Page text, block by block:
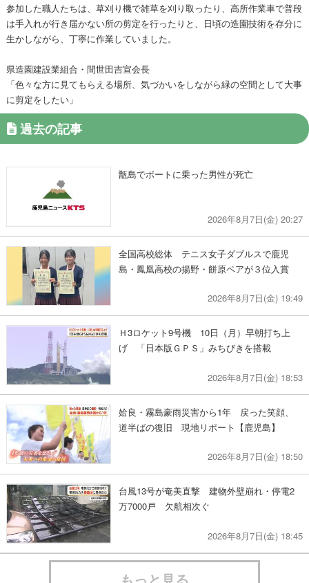
参加した職人たちは、草刈り機で雑草を刈り取ったり、高所作業車で普段
は手入れが行き届かない所の剪定を行ったりと、日頃の造園技術を存分に
生かしながら、丁寧に作業していました。
県造園建設業組合・間世田吉宣会長
「色々な方に見てもらえる場所、気づかいをしながら緑の空間として大事
に剪定をしたい」
過去の記事
甑島でボートに乗った男性が死亡
2026年8月7日(金) 20:27
全国高校総体 テニス女子ダブルスで鹿児
島・鳳凰高校の揚野・餅原ペアが３位入賞
2026年8月7日(金) 19:49
Ｈ3ロケット9号機 10日（月）早朝打ち上
げ 「日本版ＧＰＳ」みちびきを搭載
2026年8月7日(金) 18:53
姶良・霧島豪雨災害から1年 戻った笑顔、
道半ばの復旧 現地リポート【鹿児島】
2026年8月7日(金) 18:50
台風13号が奄美直撃 建物外壁崩れ・停電2
万7000戸 欠航相次ぐ
2026年8月7日(金) 18:45